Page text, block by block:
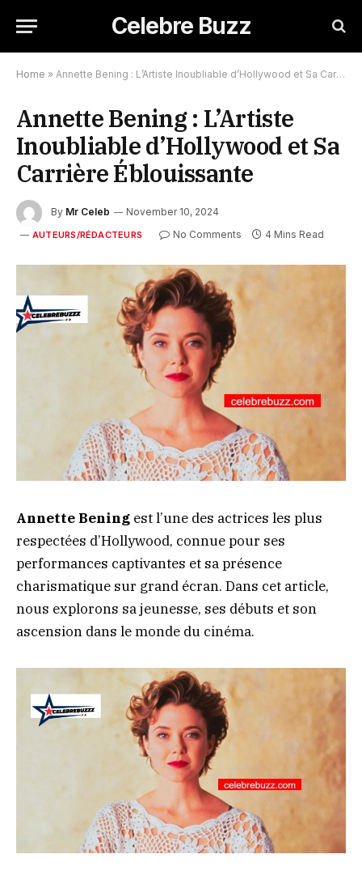
Celebre Buzz
Home » Annette Bening : L’Artiste Inoubliable d’Hollywood et Sa Carrière Éblouissante
Annette Bening : L’Artiste
Inoubliable d’Hollywood et Sa
Carrière Éblouissante
By Mr Celeb November 10, 2024
AUTEURS/RÉDACTEURS No Comments 4 Mins Read
Annette Bening est l’une des actrices les plus
respectées d’Hollywood, connue pour ses
performances captivantes et sa présence
charismatique sur grand écran. Dans cet article,
nous explorons sa jeunesse, ses débuts et son
ascension dans le monde du cinéma.